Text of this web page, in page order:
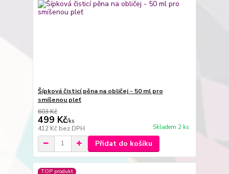
Šípková čisticí pěna na obličej - 50 ml pro
smíšenou pleť
603 Kč
499 Kč/ks
412 Kč bez DPH Skladem 2 ks
Přidat do košíku
TOP produkt